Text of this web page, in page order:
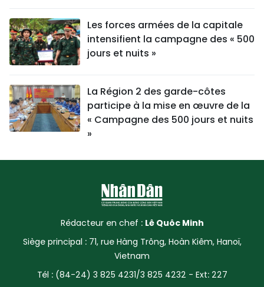
Les forces armées de la capitale
intensifient la campagne des « 500
jours et nuits »
La Région 2 des garde-côtes
participe à la mise en œuvre de la
« Campagne des 500 jours et nuits
»
Rédacteur en chef : Lê Quôc Minh
Siège principal : 71, rue Hàng Trông, Hoàn Kiêm, Hanoï,
Vietnam
Tél : (84-24) 3 825 4231/3 825 4232 - Ext: 227